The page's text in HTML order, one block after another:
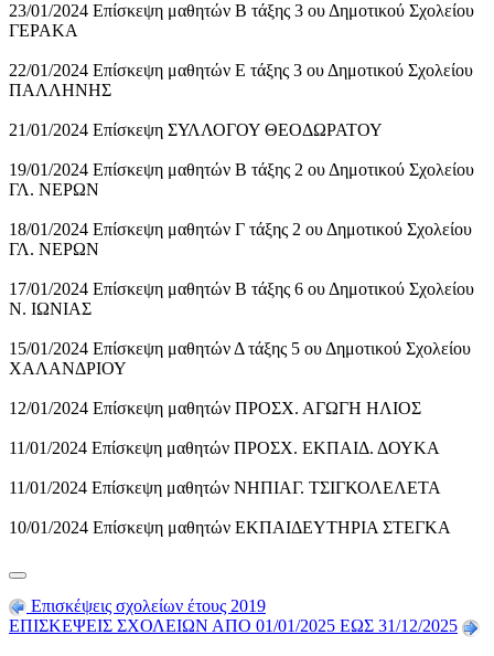
23/01/2024 Επίσκεψη μαθητών Β τάξης 3 ου Δημοτικού Σχολείου
ΓΕΡΑΚΑ
22/01/2024 Επίσκεψη μαθητών Ε τάξης 3 ου Δημοτικού Σχολείου
ΠΑΛΛΗΝΗΣ
21/01/2024 Επίσκεψη ΣΥΛΛΟΓΟΥ ΘΕΟΔΩΡΑΤΟΥ
19/01/2024 Επίσκεψη μαθητών Β τάξης 2 ου Δημοτικού Σχολείου
ΓΛ. ΝΕΡΩΝ
18/01/2024 Επίσκεψη μαθητών Γ τάξης 2 ου Δημοτικού Σχολείου
ΓΛ. ΝΕΡΩΝ
17/01/2024 Επίσκεψη μαθητών Β τάξης 6 ου Δημοτικού Σχολείου
Ν. ΙΩΝΙΑΣ
15/01/2024 Επίσκεψη μαθητών Δ τάξης 5 ου Δημοτικού Σχολείου
ΧΑΛΑΝΔΡΙΟΥ
12/01/2024 Επίσκεψη μαθητών ΠΡΟΣΧ. ΑΓΩΓΗ ΗΛΙΟΣ
11/01/2024 Επίσκεψη μαθητών ΠΡΟΣΧ. ΕΚΠΑΙΔ. ΔΟΥΚΑ
11/01/2024 Επίσκεψη μαθητών ΝΗΠΙΑΓ. ΤΣΙΓΚΟΛΕΛΕΤΑ
10/01/2024 Επίσκεψη μαθητών ΕΚΠΑΙΔΕΥΤΗΡΙΑ ΣΤΕΓΚΑ
Επισκέψεις σχολείων έτους 2019
ΕΠΙΣΚΕΨΕΙΣ ΣΧΟΛΕΙΩΝ ΑΠΟ 01/01/2025 ΕΩΣ 31/12/2025